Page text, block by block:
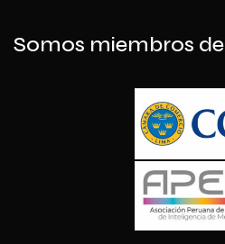
Somos miembros de